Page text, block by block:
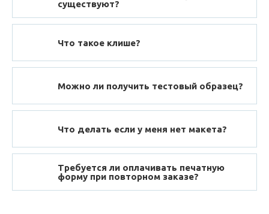
существуют?
Что такое клише?
Можно ли получить тестовый образец?
Что делать если у меня нет макета?
Требуется ли оплачивать печатную
форму при повторном заказе?